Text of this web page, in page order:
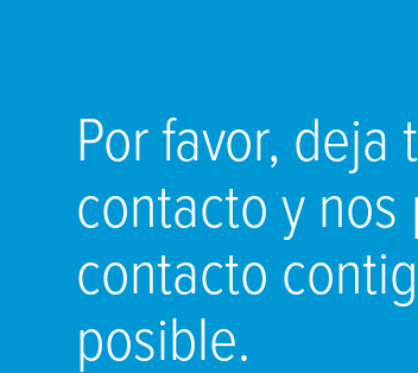
Por favor, deja
contacto y nos
contacto
posible.